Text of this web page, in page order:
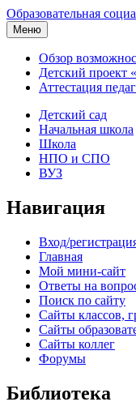
Образовательная
Меню
Обзор
Детский проект
Аттестация
Детский сад
Начальная школа
Школа
НПО и СПО
ВУЗ
Навигация
Вход/
Главная
Мой мини-сайт
Ответы на
Поиск по сайту
Сайты классов,
Сайты
Сайты коллег
Форумы
Библиотека